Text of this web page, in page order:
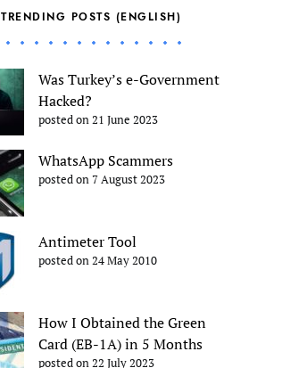
TRENDING POSTS (ENGLISH)
Was Turkey’s e-Government
Hacked?
posted on 21 June 2023
WhatsApp Scammers
posted on 7 August 2023
Antimeter Tool
posted on 24 May 2010
How I Obtained the Green
Card (EB-1A) in 5 Months
posted on 22 July 2023